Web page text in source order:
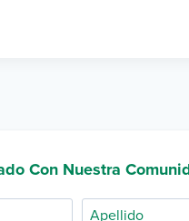
Con Nuestra
Apellido